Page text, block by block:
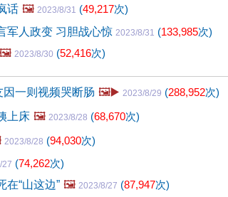
话 🖼️ 2023/8/31 (49,217次)
军人政变 习胆战心惊 2023/8/31 (133,985次)
🖼️ 2023/8/30 (52,416次)
一则视频哭断肠 🖼️▶️ 2023/8/29 (288,952次)
上床 🖼️ 2023/8/28 (68,670次)
2023/8/28 (94,030次)
27 (74,262次)
“山这边” 🖼️ 2023/8/27 (87,947次)